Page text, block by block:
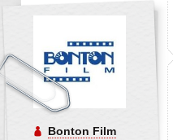
Bonton Film